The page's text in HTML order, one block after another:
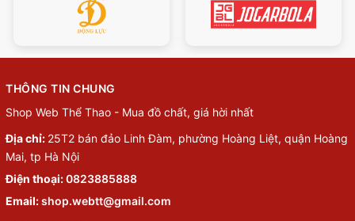
THÔNG TIN CHUNG
Shop Web Thể Thao - Mua đồ chất, giá hời nhất
Địa chỉ: 25T2 bán đảo Linh Đàm, phường Hoàng Liệt, quận Hoàng
Mai, tp Hà Nội
Điện thoại:0823885888
Email:shop.webtt@gmail.com